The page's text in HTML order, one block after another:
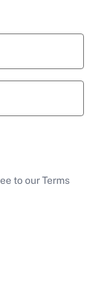
to our Terms